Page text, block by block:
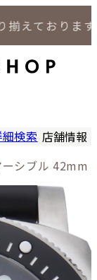
ております。
検索 店舗情報
LIPS
LIPS 札
LIPS 札
LIPS 通信
ーシブル 42mm